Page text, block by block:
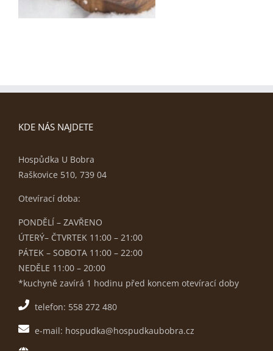
KDE NÁS NAJDETE
Hospůdka U Bobra
Raškovice 510, 739 04
Otevírací doba:
PONDĚLÍ – ZAVŘENO
ÚTERÝ– ČTVRTEK 11:00 – 21:00
PÁTEK – SOBOTA 11:00 – 22:00
NEDĚLE 11:00 – 20:00
*kuchyně zavírá 1 hodinu před koncem otevírací doby
telefon: 558 272 480
e-mail: hospudka@hospudkaubobra.cz